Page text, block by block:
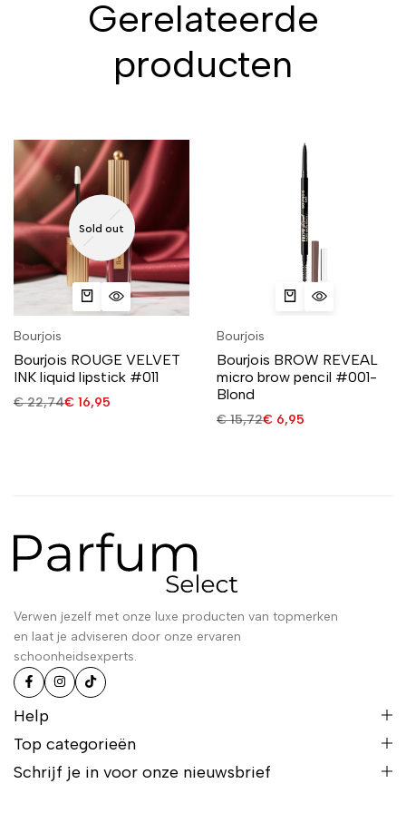
Gerelateerde
producten
Sold out
Bourjois
Bourjois ROUGE VELVET
INK liquid lipstick #011
€22,74€ 16,95
Bourjois
Bourjois BROW REVEAL
micro brow pencil #001-
Blond
€15,72€ 6,95
Verwen jezelf met onze luxe producten van topmerken
en laat je adviseren door onze ervaren
schoonheidsexperts.
Help
Top categorieën
Schrijf je in voor onze nieuwsbrief